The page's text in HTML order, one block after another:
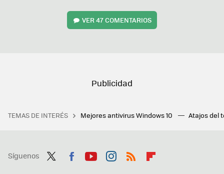
VER47 COMENTARIOS
TEMAS DE INTERÉS Mejores antivirus Windows 10 Atajos del
Síguenos